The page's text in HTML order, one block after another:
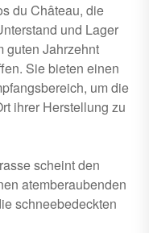
du Château, die
und Lager
guten Jahrzehnt
Sie bieten einen
um die
ihrer Herstellung zu
scheint den
atemberaubenden
schneebedeckten